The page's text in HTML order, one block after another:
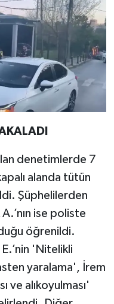
denetimlerde 7
alanda tütün
Şüphelilerden
ise poliste
öğrenildi.
E.’nin 'Nitelikli
yaralama', İrem
ve alıkoyulması'